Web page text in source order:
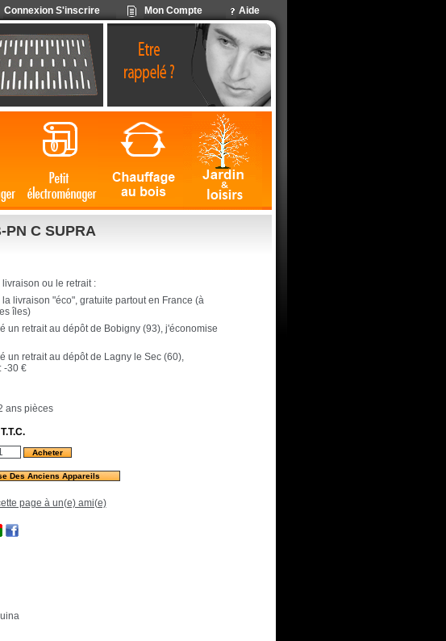
Aide
Mon Compte
Connexion S'inscrire
PN C SUPRA
ou le retrait :
livraison "éco", gratuite partout en France (à
îles)
un retrait au dépôt de Bobigny (93), j'économise
un retrait au dépôt de Lagny le Sec (60),
-30 €
ans pièces
T.T.C.
Des Anciens Appareils
page à un(e) ami(e)